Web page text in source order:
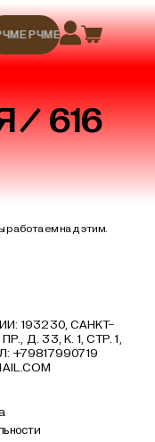
МЕРЧМЕРЧМЕРЧМЕРЧ
616
работаем над этим.
193230, САНКТ-
Д. 33, К. 1, СТР. 1,
+79817990719